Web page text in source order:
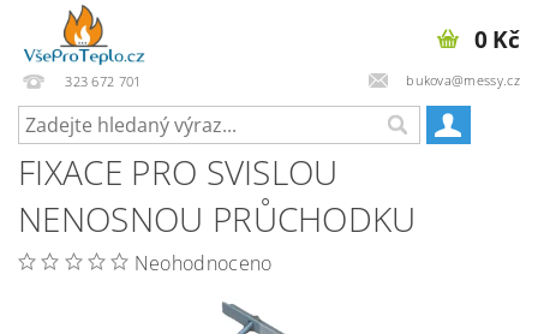
323 672 701 bukova@messy.cz
0 Kč
FIXACE PRO SVISLOU
NENOSNOU PRŮCHODKU
Neohodnoceno